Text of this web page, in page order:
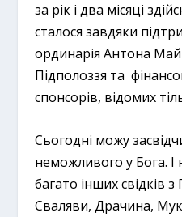
за рік і два місяці
сталося завдяки
ординарія Антона
Підполоззя та
спонсорів, відомих
Сьогодні можу
неможливого у Бога. І
багато інших свідків
Сваляви, Драчина,